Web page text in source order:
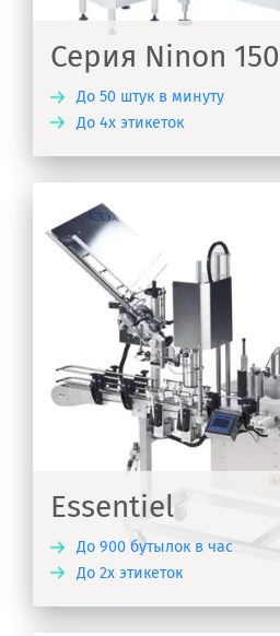
Серия Ninon
До 50 штук в минуту
До 4х этикеток
Essentiel
До 900 бутылок в час
До 2х этикеток